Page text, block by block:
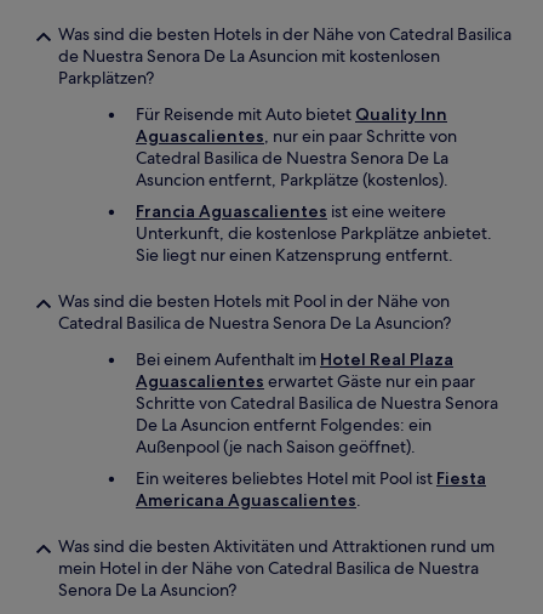
Was sind die besten Hotels in der Nähe von Catedral Basilica
de Nuestra Senora De La Asuncion mit kostenlosen
Parkplätzen?
Für Reisende mit Auto bietet Quality Inn
Aguascalientes, nur ein paar Schritte von
Catedral Basilica de Nuestra Senora De La
Asuncion entfernt, Parkplätze (kostenlos).
Francia Aguascalientes ist eine weitere
Unterkunft, die kostenlose Parkplätze anbietet.
Sie liegt nur einen Katzensprung entfernt.
Was sind die besten Hotels mit Pool in der Nähe von
Catedral Basilica de Nuestra Senora De La Asuncion?
Bei einem Aufenthalt im Hotel Real Plaza
Aguascalientes erwartet Gäste nur ein paar
Schritte von Catedral Basilica de Nuestra Senora
De La Asuncion entfernt Folgendes: ein
Außenpool (je nach Saison geöffnet).
Ein weiteres beliebtes Hotel mit Pool ist Fiesta
Americana Aguascalientes.
Was sind die besten Aktivitäten und Attraktionen rund um
mein Hotel in der Nähe von Catedral Basilica de Nuestra
Senora De La Asuncion?